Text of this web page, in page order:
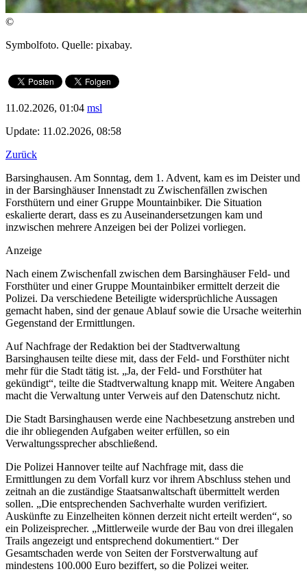
©
Symbolfoto. Quelle: pixabay.
11.02.2026, 01:04 msl
Update: 11.02.2026, 08:58
Zurück
Barsinghausen. Am Sonntag, dem 1. Advent, kam es im Deister und
in der Barsinghäuser Innenstadt zu Zwischenfällen zwischen
Forsthütern und einer Gruppe Mountainbiker. Die Situation
eskalierte derart, dass es zu Auseinandersetzungen kam und
inzwischen mehrere Anzeigen bei der Polizei vorliegen.
Anzeige
Nach einem Zwischenfall zwischen dem Barsinghäuser Feld- und
Forsthüter und einer Gruppe Mountainbiker ermittelt derzeit die
Polizei. Da verschiedene Beteiligte widersprüchliche Aussagen
gemacht haben, sind der genaue Ablauf sowie die Ursache weiterhin
Gegenstand der Ermittlungen.
Auf Nachfrage der Redaktion bei der Stadtverwaltung
Barsinghausen teilte diese mit, dass der Feld- und Forsthüter nicht
mehr für die Stadt tätig ist. „Ja, der Feld- und Forsthüter hat
gekündigt“, teilte die Stadtverwaltung knapp mit. Weitere Angaben
macht die Verwaltung unter Verweis auf den Datenschutz nicht.
Die Stadt Barsinghausen werde eine Nachbesetzung anstreben und
die ihr obliegenden Aufgaben weiter erfüllen, so ein
Verwaltungssprecher abschließend.
Die Polizei Hannover teilte auf Nachfrage mit, dass die
Ermittlungen zu dem Vorfall kurz vor ihrem Abschluss stehen und
zeitnah an die zuständige Staatsanwaltschaft übermittelt werden
sollen. „Die entsprechenden Sachverhalte wurden verifiziert.
Auskünfte zu Einzelheiten können derzeit nicht erteilt werden“, so
ein Polizeisprecher. „Mittlerweile wurde der Bau von drei illegalen
Trails angezeigt und entsprechend dokumentiert.“ Der
Gesamtschaden werde von Seiten der Forstverwaltung auf
mindestens 100.000 Euro beziffert, so die Polizei weiter.